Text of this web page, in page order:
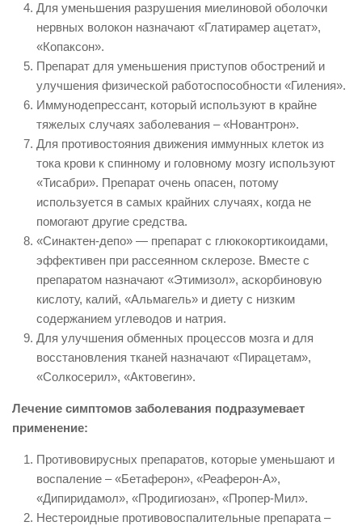
Для уменьшения разрушения миелиновой оболочки
нервных волокон назначают «Глатирамер ацетат»,
«Копаксон».
Препарат для уменьшения приступов обострений и
улучшения физической работоспособности «Гиления».
Иммунодепрессант, который используют в крайне
тяжелых случаях заболевания – «Новантрон».
Для противостояния движения иммунных клеток из
тока крови к спинному и головному мозгу используют
«Тисабри». Препарат очень опасен, потому
используется в самых крайних случаях, когда не
помогают другие средства.
«Синактен-депо» — препарат с глюкокортикоидами,
эффективен при рассеянном склерозе. Вместе с
препаратом назначают «Этимизол», аскорбиновую
кислоту, калий, «Альмагель» и диету с низким
содержанием углеводов и натрия.
Для улучшения обменных процессов мозга и для
восстановления тканей назначают «Пирацетам»,
«Солкосерил», «Актовегин».
Лечение симптомов заболевания подразумевает
применение:
Противовирусных препаратов, которые уменьшают и
воспаление – «Бетаферон», «Реаферон-А»,
«Дипиридамол», «Продигиозан», «Пропер-Мил».
Нестероидные противовоспалительные препарата –